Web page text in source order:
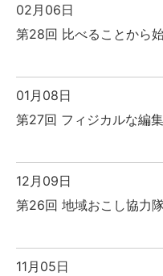
02月06日
第28回 比べることから
01月08日
第27回 フィジカルな編
12月09日
第26回 地域おこし協力
11月05日